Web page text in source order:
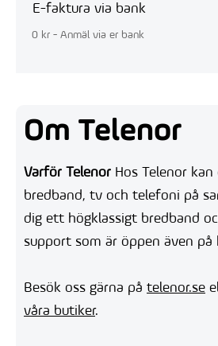
E-faktura via bank
0 kr - Anmäl via er bank
Om Telenor
Varför Telenor Hos Telenor kan
bredband, tv och telefoni på
dig ett högklassigt bredband
support som är öppen även på
Besök oss gärna på telenor.se
våra butiker.